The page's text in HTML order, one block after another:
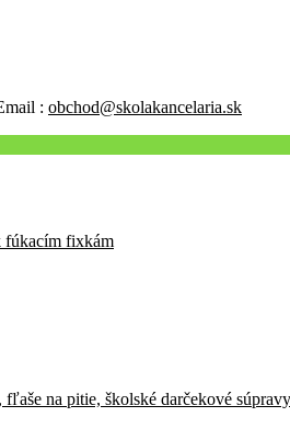
: obchod@skolakancelaria.sk
fúkacím fixkám
na pitie, školské darčekové súpravy